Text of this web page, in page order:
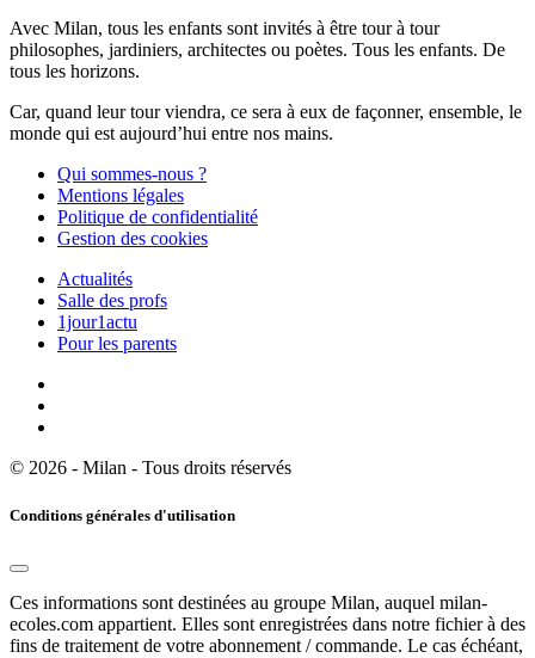
Avec Milan, tous les enfants sont invités à être tour à tour
philosophes, jardiniers, architectes ou poètes. Tous les enfants. De
tous les horizons.
Car, quand leur tour viendra, ce sera à eux de façonner, ensemble, le
monde qui est aujourd’hui entre nos mains.
Qui sommes-nous ?
Mentions légales
Politique de confidentialité
Gestion des cookies
Actualités
Salle des profs
1jour1actu
Pour les parents
© 2026 - Milan - Tous droits réservés
Conditions générales d'utilisation
Ces informations sont destinées au groupe Milan, auquel milan-
ecoles.com appartient. Elles sont enregistrées dans notre fichier à des
fins de traitement de votre abonnement / commande. Le cas échéant,